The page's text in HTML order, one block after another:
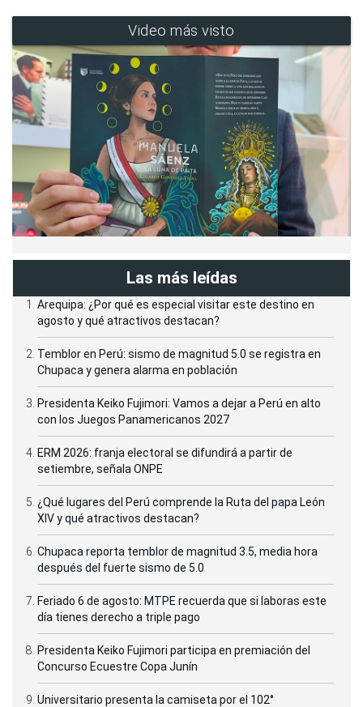
Video más visto
Las más leídas
Arequipa: ¿Por qué es especial visitar este destino en
agosto y qué atractivos destacan?
Temblor en Perú: sismo de magnitud 5.0 se registra en
Chupaca y genera alarma en población
Presidenta Keiko Fujimori: Vamos a dejar a Perú en alto
con los Juegos Panamericanos 2027
ERM 2026: franja electoral se difundirá a partir de
setiembre, señala ONPE
¿Qué lugares del Perú comprende la Ruta del papa León
XIV y qué atractivos destacan?
Chupaca reporta temblor de magnitud 3.5, media hora
después del fuerte sismo de 5.0
Feriado 6 de agosto: MTPE recuerda que si laboras este
día tienes derecho a triple pago
Presidenta Keiko Fujimori participa en premiación del
Concurso Ecuestre Copa Junín
Universitario presenta la camiseta por el 102°